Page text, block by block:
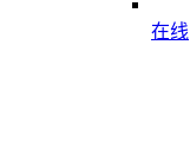
在线